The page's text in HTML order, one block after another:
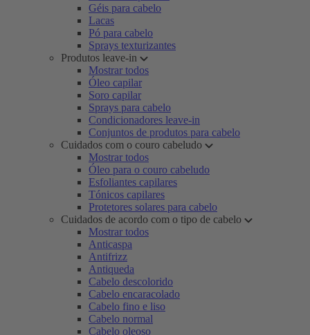
Géis para cabelo
Lacas
Pó para cabelo
Sprays texturizantes
Produtos leave-in
Mostrar todos
Óleo capilar
Soro capilar
Sprays para cabelo
Condicionadores leave-in
Conjuntos de produtos para cabelo
Cuidados com o couro cabeludo
Mostrar todos
Óleo para o couro cabeludo
Esfoliantes capilares
Tónicos capilares
Protetores solares para cabelo
Cuidados de acordo com o tipo de cabelo
Mostrar todos
Anticaspa
Antifrizz
Antiqueda
Cabelo descolorido
Cabelo encaracolado
Cabelo fino e liso
Cabelo normal
Cabelo oleoso